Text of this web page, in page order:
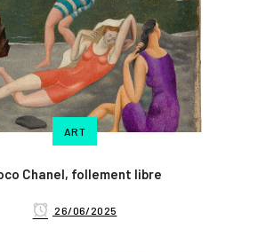
ART
Chanel, follement libre
26/06/2025